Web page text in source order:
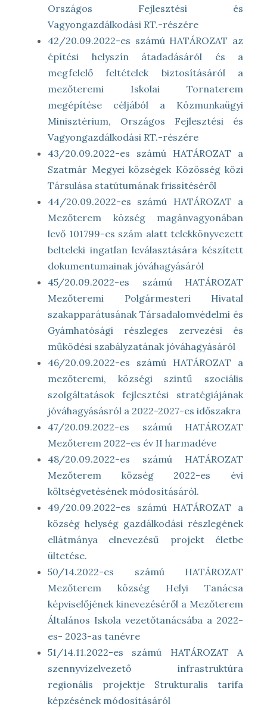
Országos Fejlesztési és
Vagyongazdálkodási RT.-részére
42/20.09.2022-es számú HATÁROZAT az
építési helyszín átadadásáról és a
megfelelő feltételek biztosításáról a
mezőteremi Iskolai Tornaterem
megépítése céljából a Közmunkaügyi
Minisztérium, Országos Fejlesztési és
Vagyongazdálkodási RT.-részére
43/20.09.2022-es számú HATÁROZAT a
Szatmár Megyei községek Közösség közi
Társulása statútumának frissítéséről
44/20.09.2022-es számú HATÁROZAT a
Mezőterem község magánvagyonában
levő 101799-es szám alatt telekkönyvezett
belteleki ingatlan leválasztására készített
dokumentumainak jóváhagyásáról
45/20.09.2022-es számú HATÁROZAT
Mezőteremi Polgármesteri Hivatal
szakapparátusának Társadalomvédelmi és
Gyámhatósági részleges zervezési és
működési szabályzatának jóváhagyásáról
46/20.09.2022-es számú HATÁROZAT a
mezőteremi, községi szintű szociális
szolgáltatások fejlesztési stratégiájának
jóváhagyásásról a 2022-2027-es időszakra
47/20.09.2022-es számú HATÁROZAT
Mezőterem 2022-es év II harmadéve
48/20.09.2022-es számú HATÁROZAT
Mezőterem község 2022-es évi
költségvetésének módosításáról.
49/20.09.2022-es számú HATÁROZAT a
község helység gazdálkodási részlegének
ellátmánya elnevezésű projekt életbe
ültetése.
50/14.2022-es számú HATÁROZAT
Mezőterem község Helyi Tanácsa
képviselőjének kinevezéséről a Mezőterem
Általános Iskola vezetőtanácsába a 2022-
es- 2023-as tanévre
51/14.11.2022-es számú HATÁROZAT A
szennyvízelvezető infrastruktúra
regionális projektje Strukturalis tarifa
képzésének módosításáról